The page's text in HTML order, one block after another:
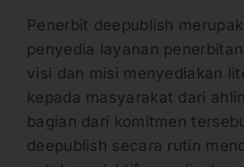
Penerbit deepublish
penyedia layanan
visi dan misi menyediakan
kepada masyarakat dari
bagian dari komitmen
deepublish secara rutin